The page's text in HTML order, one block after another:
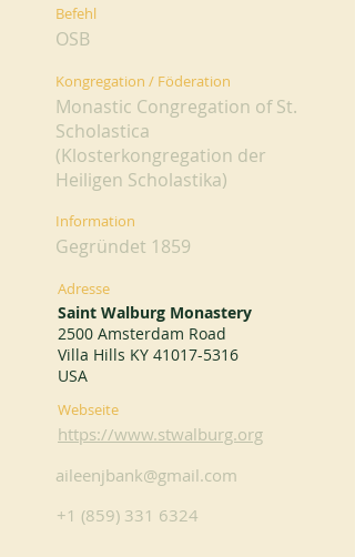
Befehl
OSB
Kongregation / Föderation
Monastic Congregation of St.
Scholastica
(Klosterkongregation der
Heiligen Scholastika)
Information
Gegründet 1859
Adresse
Saint Walburg Monastery
2500 Amsterdam Road
Villa Hills KY 41017-5316
USA
Webseite
https://www.stwalburg.org
aileenjbank@gmail.com
+1 (859) 331 6324